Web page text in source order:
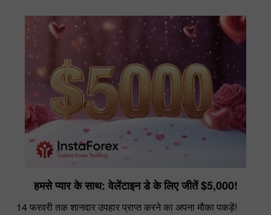
मान्यता मिली
08.12.2022
हमसे प्यार के साथ: वेलेंटाइन डे के लिए जीतें $5,000!
14 फरवरी तक शानदार उपहार प्राप्त करने का अपना मौका पकड़ें!